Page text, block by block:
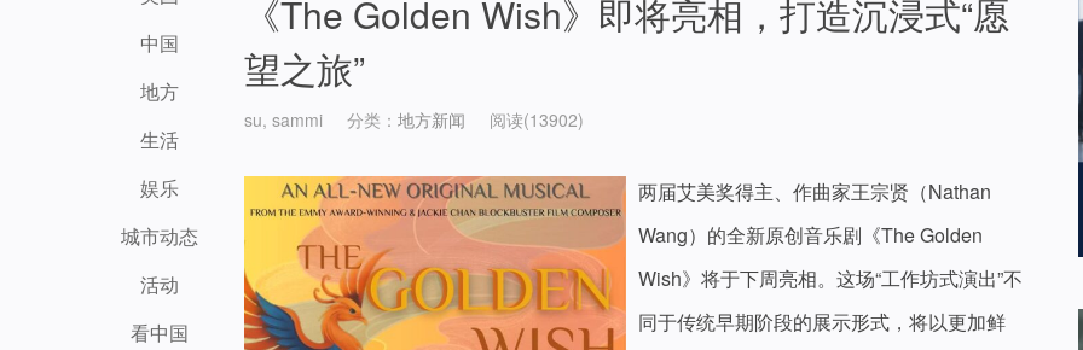
中国
地方
生活
娱乐
城市动态
活动
看中国
《The Golden Wish》即将亮相，打造沉浸式“愿
望之旅”
su, sammi 分类： 地方新闻 阅读(13902)
两届艾美奖得主、作曲家王宗贤（Nathan
Wang）的全新原创音乐剧《The Golden
Wish》将于下周亮相。这场“工作坊式演出”不
同于传统早期阶段的展示形式，将以更加鲜